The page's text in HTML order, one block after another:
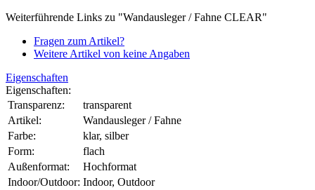
Weiterführende Links zu "Wandausleger / Fahne CLEAR"
Fragen zum Artikel?
Weitere Artikel von keine Angaben
Eigenschaften
Eigenschaften:
Transparenz:
transparent
Artikel:
Wandausleger / Fahne
Farbe:
klar, silber
Form:
flach
Außenformat:
Hochformat
Indoor/Outdoor: Indoor, Outdoor